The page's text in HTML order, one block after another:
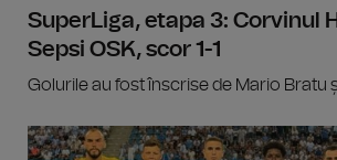
SuperLiga, etapa 3: Corvinul
Sepsi OSK, scor 1-1
Golurile au fost înscrise de Mario Bratu